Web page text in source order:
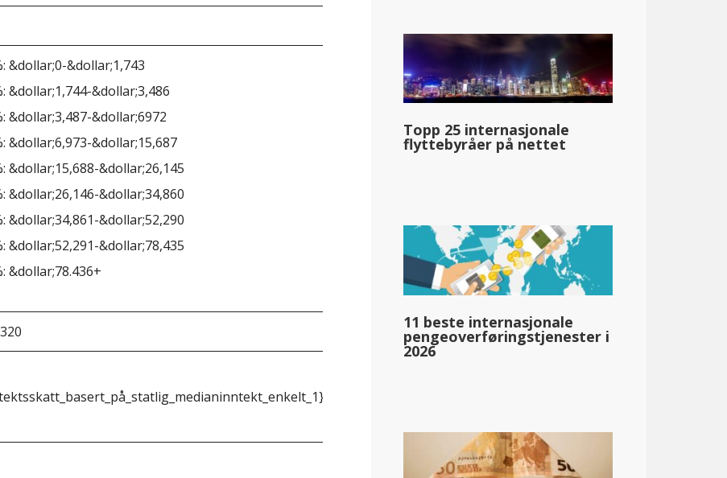
&dollar;0-&dollar;1,743
&dollar;1,744-&dollar;3,486
&dollar;3,487-&dollar;6972
&dollar;6,973-&dollar;15,687
&dollar;15,688-&dollar;26,145
&dollar;26,146-&dollar;34,860
&dollar;34,861-&dollar;52,290
&dollar;52,291-&dollar;78,435
&dollar;78.436+
&dollar;89 740
Topp 25 internasjonale
flyttebyråer på nettet
11 beste internasjonale
pengeoverføringstjenester i
2026